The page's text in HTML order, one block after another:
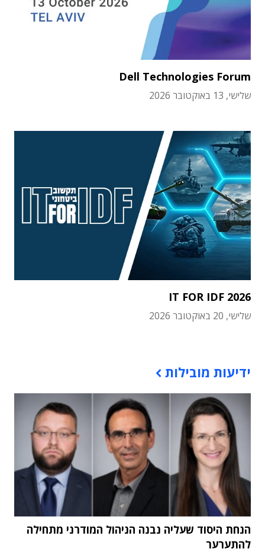
Dell Technologies Forum
שלישי, 13 באוקטובר 2026
IT FOR IDF 2026
שלישי, 20 באוקטובר 2026
ידיעות מובילות
הנחת היסוד שעליה נבנה הניהול המודרני מתחילה
להתערער